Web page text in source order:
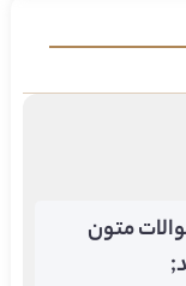
متون